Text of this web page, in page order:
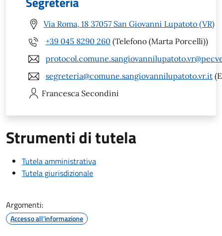
Via Roma, 18 37057 San Giovanni Lupatoto (VR)
+39 045 8290 260 (Telefono (Marta Porcelli))
segreteria@comune.sangiovannilupatoto.vr.it
Francesca Secondini
Strumenti di tutela
Tutela amministrativa
Tutela giurisdizionale
Argomenti:
Accesso all'informazione